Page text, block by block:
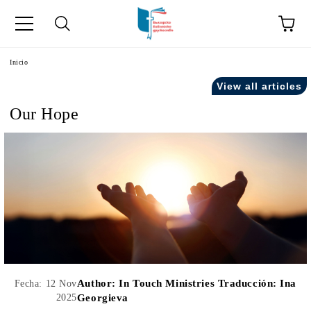
Inicio
View all articles
Our Hope
Fecha: 12 Nov
2025
Author: In Touch Ministries Traducción: Ina
Georgieva